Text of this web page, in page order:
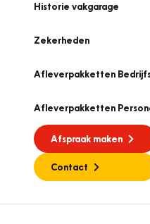
Historie vakgarage
Zekerheden
Afleverpakketten
Afleverpakketten
Afspraak maken
Contact